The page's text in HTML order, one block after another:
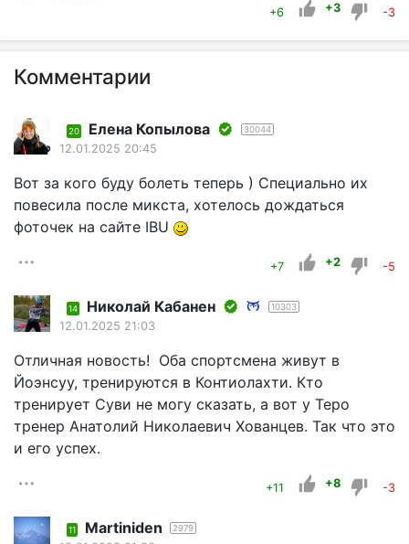
+6 +3 -3
Комментарии
20 Елена Копылова 30044
12.01.2025 20:45
Вот за кого буду болеть теперь ) Специально их
повесила после микста, хотелось дождаться
фоточек на сайте IBU
+7 +2 -5
14 Николай Кабанен 10303
12.01.2025 21:03
Отличная новость! Оба спортсмена живут в
Йоэнсуу, тренируются в Контиолахти. Кто
тренирует Суви не могу сказать, а вот у Теро
тренер Анатолий Николаевич Хованцев. Так что это
и его успех.
+11 +8 -3
11 Martiniden 2979